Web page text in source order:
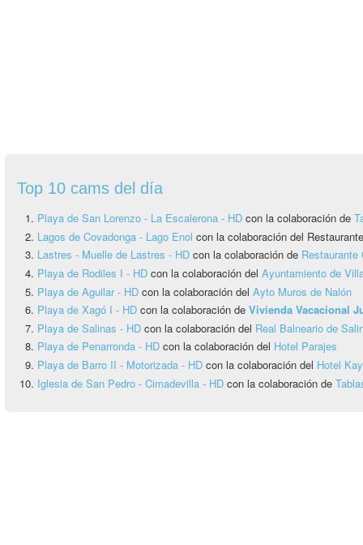
Top 10 cams del día
Playa de San Lorenzo - La Escalerona - HD con la colaboración de
Lagos de Covadonga - Lago Enol con la colaboración del
Lastres - Muelle de Lastres - HD con la colaboración de
Playa de Rodiles I - HD con la colaboración del Ayuntamiento de
Playa de Aguilar - HD con la colaboración del Ayto Muros de Nalón
Playa de Xagó I - HD con la colaboración de Vivienda Vacacional
Playa de Salinas - HD con la colaboración del Real Balneario de
Playa de Penarronda - HD con la colaboración del Hotel Parajes
Playa de Barro II - Motorizada - HD con la colaboración del Hotel
Iglesia de San Pedro - Cimadevilla - HD con la colaboración de